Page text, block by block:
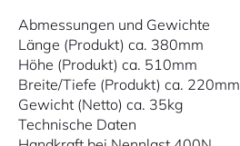
Abmessungen und Gewichte
Länge (Produkt) ca. 380mm
Höhe (Produkt) ca. 510mm
Breite/Tiefe (Produkt) ca. 220mm
Gewicht (Netto) ca. 35kg
Technische Daten